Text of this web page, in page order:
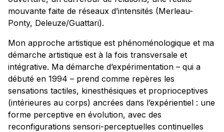
mouvante faite de réseaux d’intensités (Merleau-
Ponty, Deleuze/Guattari).
Mon approche artistique est phénoménologique et ma
démarche artistique est à la fois transversale et
intégrative. Ma démarche d’expérimentation – qui a
débuté en 1994 – prend comme repères les
sensations tactiles, kinesthésiques et proprioceptives
(intérieures au corps) ancrées dans l’expérientiel : une
forme perceptive en évolution, avec des
reconfigurations sensori-perceptuelles continuelles